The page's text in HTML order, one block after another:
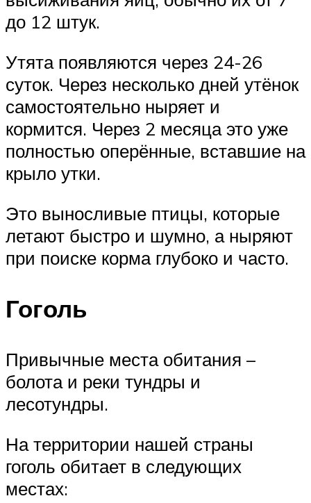
до 12 штук.
Утята появляются через 24-26
суток. Через несколько дней утёнок
самостоятельно ныряет и
кормится. Через 2 месяца это уже
полностью оперённые, вставшие на
крыло утки.
Это выносливые птицы, которые
летают быстро и шумно, а ныряют
при поиске корма глубоко и часто.
Гоголь
Привычные места обитания –
болота и реки тундры и
лесотундры.
На территории нашей страны
гоголь обитает в следующих
местах: